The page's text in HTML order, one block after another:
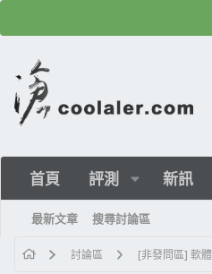
首頁 評測 新訊
最新文章 搜尋討論區
討論區 [非發問區] 軟體